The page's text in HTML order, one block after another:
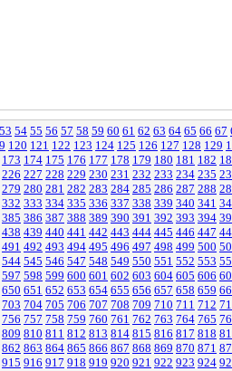
53 54 55 56 57 58 59 60 61 62 63 64 65 66 67
120 121 122 123 124 125 126 127 128 129
173 174 175 176 177 178 179 180 181 182
226 227 228 229 230 231 232 233 234 235
279 280 281 282 283 284 285 286 287 288
332 333 334 335 336 337 338 339 340 341
385 386 387 388 389 390 391 392 393 394
438 439 440 441 442 443 444 445 446 447
491 492 493 494 495 496 497 498 499 500
544 545 546 547 548 549 550 551 552 553
597 598 599 600 601 602 603 604 605 606
650 651 652 653 654 655 656 657 658 659
703 704 705 706 707 708 709 710 711 712
756 757 758 759 760 761 762 763 764 765
809 810 811 812 813 814 815 816 817 818
862 863 864 865 866 867 868 869 870 871
915 916 917 918 919 920 921 922 923 924